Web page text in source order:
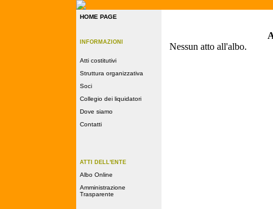
HOME PAGE
INFORMAZIONI
Atti costitutivi
Struttura organizzativa
Soci
Collegio dei liquidatori
Dove siamo
Contatti
ATTI DELL'ENTE
Albo Online
Amministrazione
Trasparente